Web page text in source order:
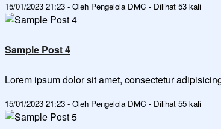
15/01/2023 21:23 - Oleh Pengelola DMC - Dilihat 53 kali
Sample Post 4
Lorem ipsum dolor sit amet, consectetur
15/01/2023 21:23 - Oleh Pengelola DMC - Dilihat 55 kali